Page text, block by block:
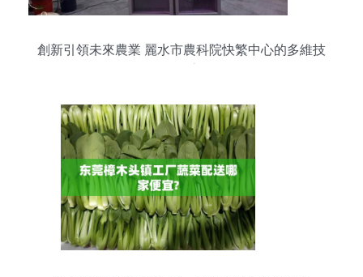
創新引領未來農業 麗水市農科院快繁中心的多維技